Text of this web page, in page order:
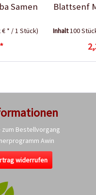
Samen
€ * / 1 Stück)
Blattsenf
Inhalt100
zum Bestellvorgang
Awin
widerrufen